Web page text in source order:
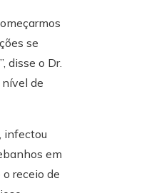
se
disse o Dr.
de
infectou
em
receio de